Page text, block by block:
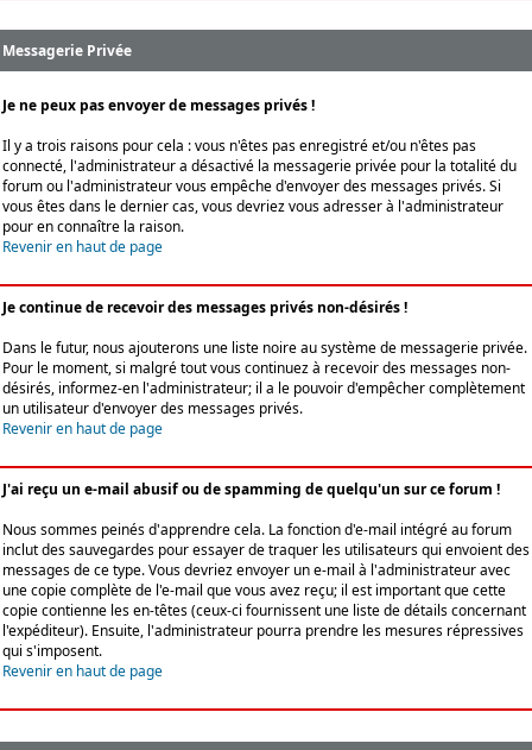
Messagerie Privée
Je ne peux pas envoyer de messages privés !
Il y a trois raisons pour cela : vous n'êtes pas enregistré et/ou n'êtes pas
connecté, l'administrateur a désactivé la messagerie privée pour la totalité du
forum ou l'administrateur vous empêche d'envoyer des messages privés. Si
vous êtes dans le dernier cas, vous devriez vous adresser à l'administrateur
pour en connaître la raison.
Revenir en haut de page
Je continue de recevoir des messages privés non-désirés !
Dans le futur, nous ajouterons une liste noire au système de messagerie privée.
Pour le moment, si malgré tout vous continuez à recevoir des messages non-
désirés, informez-en l'administrateur; il a le pouvoir d'empêcher complètement
un utilisateur d'envoyer des messages privés.
Revenir en haut de page
J'ai reçu un e-mail abusif ou de spamming de quelqu'un sur ce forum !
Nous sommes peinés d'apprendre cela. La fonction d'e-mail intégré au forum
inclut des sauvegardes pour essayer de traquer les utilisateurs qui envoient des
messages de ce type. Vous devriez envoyer un e-mail à l'administrateur avec
une copie complète de l'e-mail que vous avez reçu; il est important que cette
copie contienne les en-têtes (ceux-ci fournissent une liste de détails concernant
l'expéditeur). Ensuite, l'administrateur pourra prendre les mesures répressives
qui s'imposent.
Revenir en haut de page